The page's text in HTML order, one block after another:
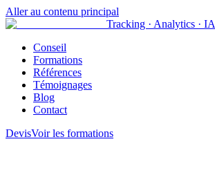
Aller au contenu principal
Tracking · Analytics · IA
Conseil
Formations
Références
Témoignages
Blog
Contact
DevisVoir les formations